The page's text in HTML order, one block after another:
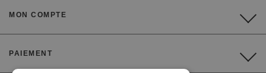
MON COMPTE
PAIEMENT